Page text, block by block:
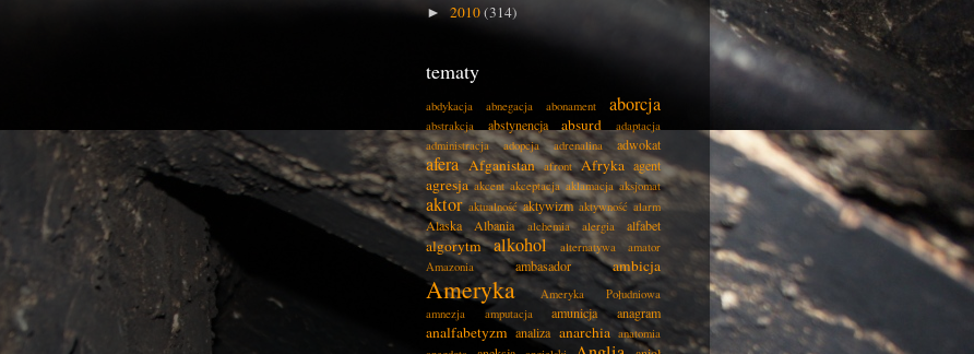
► 2010(314)
tematy
abdykacja abnegacja abonament aborcja
abstrakcja abstynencja absurd
adaptacja
administracja
adopcja adrenalina adwokat
afera Afganistan afront Afryka agent
agresja akcent akceptacja aklamacja aksjomat
aktor aktualność aktywizm aktywność alarm
Alaska Albania alchemia alergia alfabet
algorytm alkohol alternatywa
amator
Amazonia
ambasador ambicja
Ameryka
Ameryka Południowa
amnezja
amputacja amunicja anagram
analfabetyzm analiza anarchia anatomia